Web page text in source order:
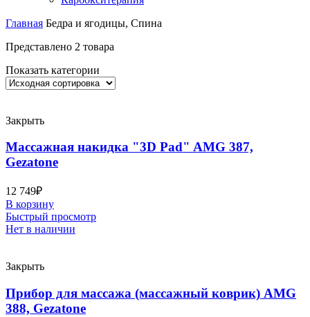
Главная Бедра и ягодицы, Спина
Представлено 2 товара
Показать категории
Закрыть
Массажная накидка "3D Pad" AMG 387,
Gezatone
12 749₽
В корзину
Быстрый просмотр
Нет в наличии
Закрыть
Прибор для массажа (массажный коврик) AMG
388, Gezatone